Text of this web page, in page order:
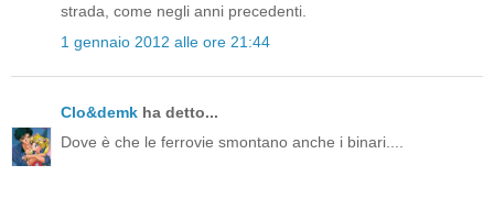
strada, come negli anni precedenti.
1 gennaio 2012 alle ore 21:44
Clo&demk ha detto...
Dove è che le ferrovie smontano anche i binari....